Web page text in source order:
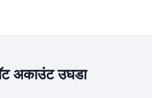
अकाउंट उघडा